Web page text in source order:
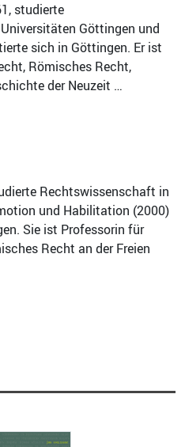
studierte
Göttingen und
sich in Göttingen. Er ist
Römisches Recht,
der Neuzeit …
Rechtswissenschaft in
und Habilitation (2000)
Sie ist Professorin für
Recht an der Freien